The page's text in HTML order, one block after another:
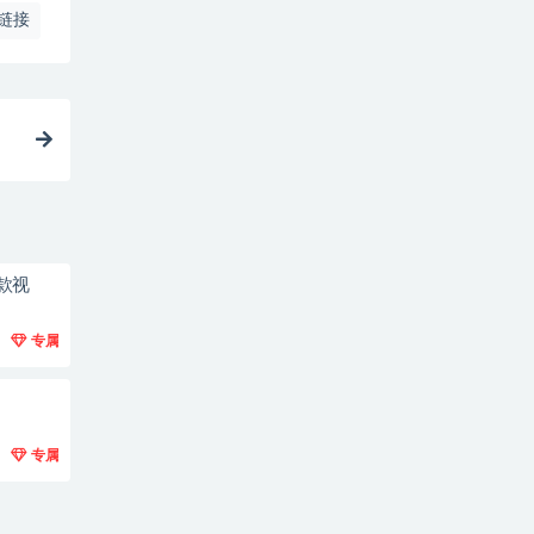
接
视
专属
专属